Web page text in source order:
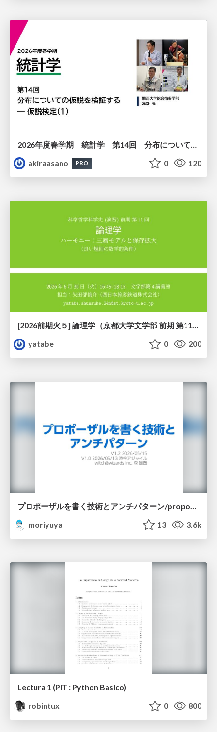
akiraasano
PRO 0 120
[2026前期火５] 論理学（京都大学文学部 前期 第11回）「ハーモニー：三層モデルと保存拡大」
yatabe
0 200
プロポーザルを書く技術とアンチパターン/proposal-writing-and-antipatterns
moriyuya
13 3.6k
Lectura 1 (PIT : Python Basico)
robintux
0 800